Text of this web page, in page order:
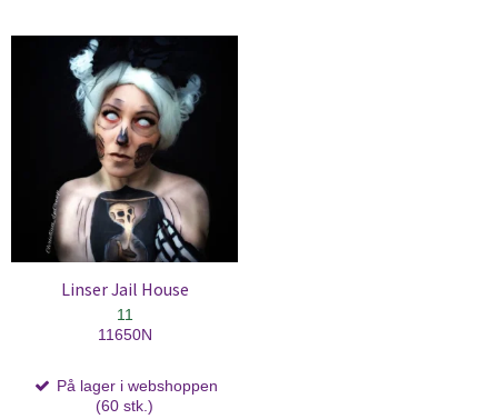
Linser Jail House
11
11650N
På lager i webshoppen
(60 stk.)